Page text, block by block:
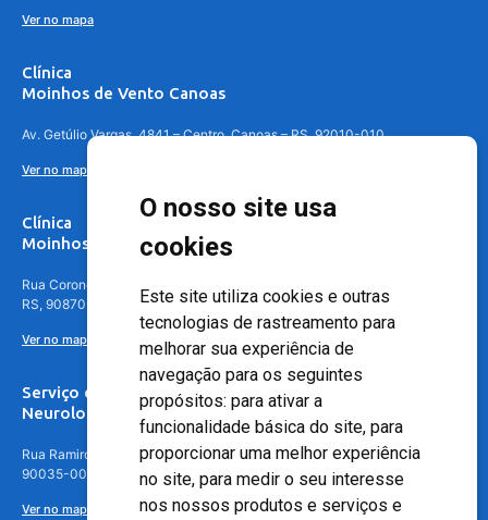
O nosso site usa
cookies
Este site utiliza cookies e outras
tecnologias de rastreamento para
melhorar sua experiência de
navegação para os seguintes
propósitos: para ativar a
funcionalidade básica do site, para
proporcionar uma melhor experiência
no site, para medir o seu interesse
nos nossos produtos e serviços e
Ver no mapa
Clínica
Moinhos de Vento Canoas
Av. Getúlio Vargas, 4841 – Centro, Canoas – RS, 92010-010
Ver no mapa
Clínica
Moinhos de Vento - Teresópolis
Rua Coronel Aparício Borges, 250 - 3º andar - Teresópolis, Porto Alegre -
RS, 90870-016
Ver no mapa
Serviço de
Neurologia
Rua Ramiro Barcelos, 630 – 5º andar – Floresta, Porto Alegre – RS,
90035-001
Ver no mapa